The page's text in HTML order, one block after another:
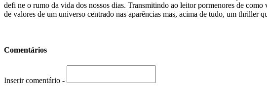
defi ne o rumo da vida dos nossos dias. Transmitindo ao leitor pormenores de
de valores de um universo centrado nas aparências mas, acima de tudo, um thriller
Comentários
Inserir comentário -